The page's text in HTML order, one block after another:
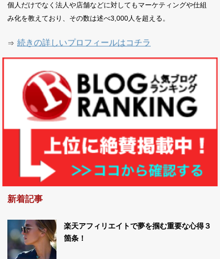
個人だけでなく法人や店舗などに対してもマーケティングや仕組
み化を教えており、その数は述べ3,000人を超える。
⇒ 続きの詳しいプロフィールはコチラ
新着記事
楽天アフィリエイトで夢を掴む重要な心得３
箇条！